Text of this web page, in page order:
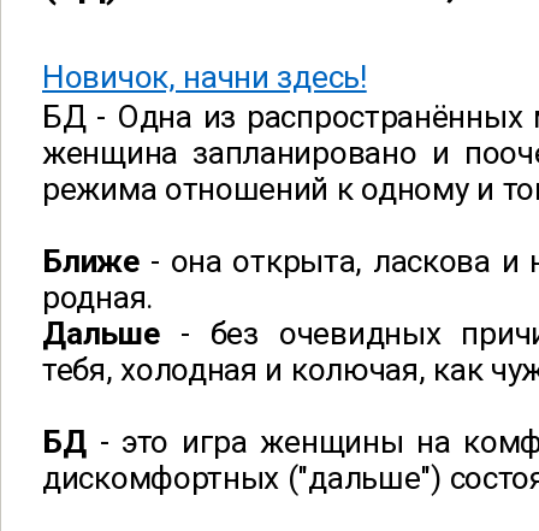
Новичок, начни здесь!
БД - Одна из распространённых
женщина запланировано и
режима отношений к одному и
Ближе - она открыта, ласкова и
родная.
Дальше- без очевидных
тебя, холодная и колючая, как
БД - это игра женщины на
дискомфортных ("дальше")